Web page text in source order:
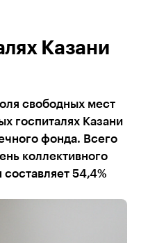
Казани
свободных мест
госпиталях Казани
фонда. Всего
коллективного
54,4%